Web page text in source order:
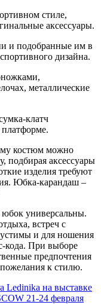
стиле,
аксессуары.
и подобранные им в
дизайна.
металлические
клатч
костюм можно
подбирая аксессуары
изделия требуют
Юбка-карандаш –
универсальны.
встреч с
и для ношения
кода. При выборе
предпочтения
к стилю.
Ledinika на выставке
21-24 февраля